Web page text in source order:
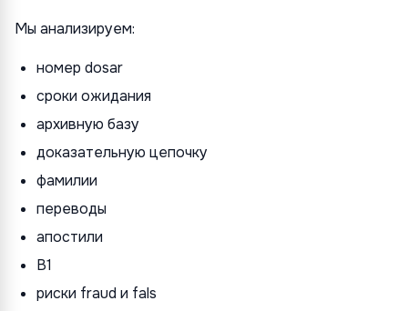
Мы анализируем:
номер dosar
сроки ожидания
архивную базу
доказательную цепочку
фамилии
переводы
апостили
B1
риски fraud и fals